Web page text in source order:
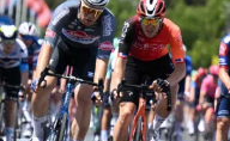
Basketbal
Biatlon
Boby a skeleton
Historické návraty
Aplikace ČT sport
AZ kvíz